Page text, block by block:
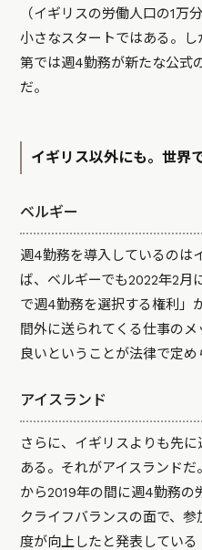
（イギリスの労働人口の1万
小さなスタートではある。
第では週4勤務が新たな公式
だ。
イギリス以外にも。世界
ベルギー
週4勤務を導入しているのは
ば、ベルギーでも2022年2月
で週4勤務を選択する権利」
間外に送られてくる仕事の
良いということが法律で定め
アイスランド
さらに、イギリスよりも先
ある。それがアイスランド
から2019年の間に週4勤務の
クライフバランスの面で、
度が向上したと発表している